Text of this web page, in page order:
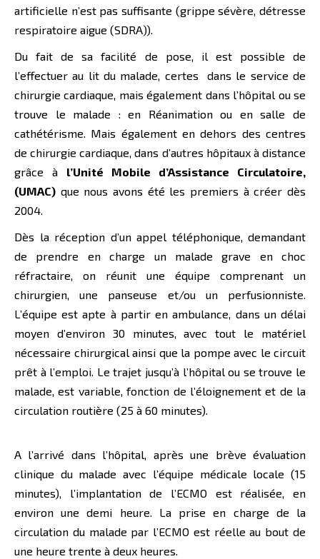
artificielle n’est pas suffisante (grippe sévère, détresse
respiratoire aigue (SDRA)).
Du fait de sa facilité de pose, il est possible de
l’effectuer au lit du malade, certes dans le service de
chirurgie cardiaque, mais également dans l’hôpital ou se
trouve le malade : en Réanimation ou en salle de
cathétérisme. Mais également en dehors des centres
de chirurgie cardiaque, dans d’autres hôpitaux à distance
grâce à l’Unité Mobile d’Assistance Circulatoire,
(UMAC) que nous avons été les premiers à créer dès
2004.
Dès la réception d’un appel téléphonique, demandant
de prendre en charge un malade grave en choc
réfractaire, on réunit une équipe comprenant un
chirurgien, une panseuse et/ou un perfusionniste.
L’équipe est apte à partir en ambulance, dans un délai
moyen d’environ 30 minutes, avec tout le matériel
nécessaire chirurgical ainsi que la pompe avec le circuit
prêt à l’emploi. Le trajet jusqu’à l’hôpital ou se trouve le
malade, est variable, fonction de l’éloignement et de la
circulation routière (25 à 60 minutes).
A l’arrivé dans l’hôpital, après une brève évaluation
clinique du malade avec l’équipe médicale locale (15
minutes), l’implantation de l’ECMO est réalisée, en
environ une demi heure. La prise en charge de la
circulation du malade par l’ECMO est réelle au bout de
une heure trente à deux heures.